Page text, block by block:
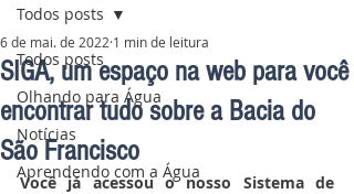
Todos posts
Olhando para Água
Notícias
Aprendendo com a Água
Todos posts
SIGA, um espaço na web para você
encontrar tudo sobre a Bacia do
São Francisco
6 de mai. de 2022 1 min de leitura
Você já acessou o nosso Sistema de